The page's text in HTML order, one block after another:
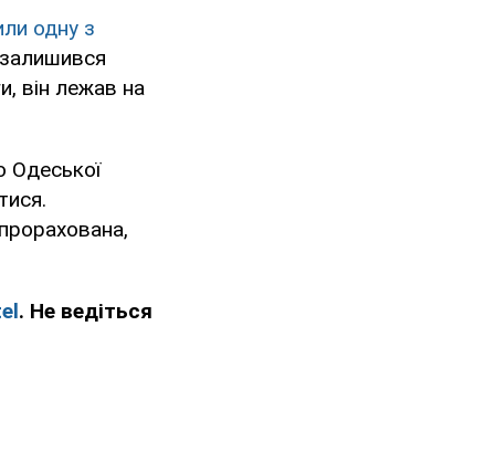
одну з
він лежав на
Одеської
. Не ведіться